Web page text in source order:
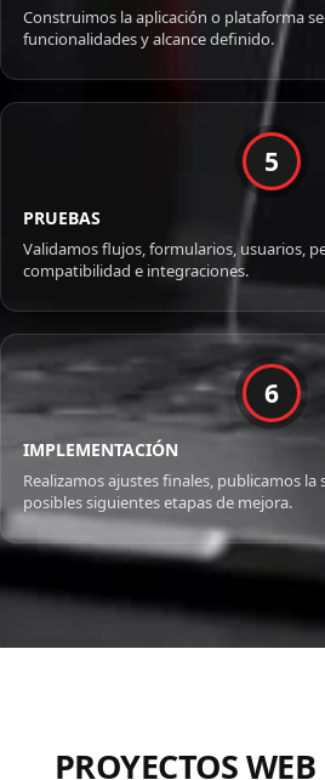
Construimos la aplicación o plataforma
funcionalidades y alcance definido.
5
PRUEBAS
Validamos flujos, formularios, usuarios,
compatibilidad e integraciones.
6
IMPLEMENTACIÓN
Realizamos ajustes finales, publicamos
posibles siguientes etapas de mejora.
PROYECTOS WEB